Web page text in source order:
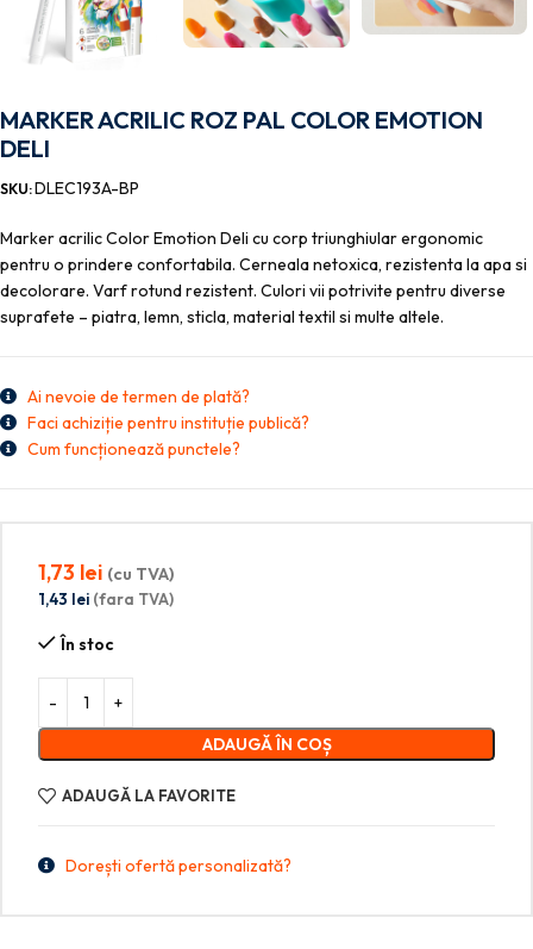
MARKER ACRILIC ROZ PAL COLOR EMOTION
DELI
SKU:DLEC193A-BP
Marker acrilic Color Emotion Deli cu corp triunghiular ergonomic
pentru o prindere confortabila. Cerneala netoxica, rezistenta la apa si
decolorare. Varf rotund rezistent. Culori vii potrivite pentru diverse
suprafete – piatra, lemn, sticla, material textil si multe altele.
Ai nevoie de termen de plată?
Faci achiziție pentru instituție publică?
Cum funcționează punctele?
1,73 lei (cu TVA)
1,43 lei (fara TVA)
În stoc
ADAUGĂ ÎN COȘ
ADAUGĂ LA FAVORITE
Dorești ofertă personalizată?